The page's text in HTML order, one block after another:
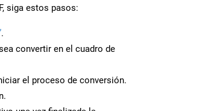
siga estos pasos:
.
convertir en el cuadro de
el proceso de conversión.